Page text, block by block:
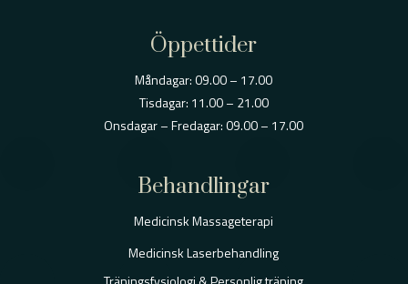
Öppettider
Måndagar: 09.00 – 17.00
Tisdagar: 11.00 – 21.00
Onsdagar – Fredagar: 09.00 – 17.00
Behandlingar
Medicinsk Massageterapi
Medicinsk Laserbehandling